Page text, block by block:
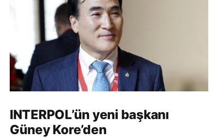
INTERPOL’ün yeni başkanı
Güney Kore’den